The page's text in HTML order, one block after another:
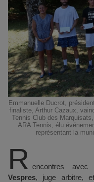
Emmanuelle Ducrot,
finaliste, Arthur Cazaux,
Tennis Club des
ARA Tennis, élu
représentant la
R encontres
Vespres, juge arbitre,